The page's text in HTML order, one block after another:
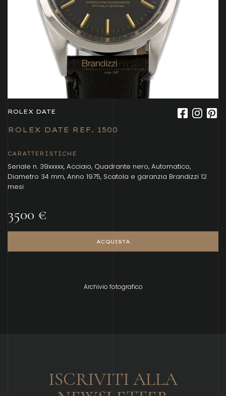
ROLEX DATE
ROLEX DATE REF. 1500
CARATTERISTICHE
Seriale n. 39xxxxx, Acciaio, Quadrante nero, Automatico,
Diametro 34 mm, Anno 1975, Scatola e garanzia Brandizzi 12
mesi
3500 €
ACQUISTA
Archivio fotografico
ISCRIVITI ALLA